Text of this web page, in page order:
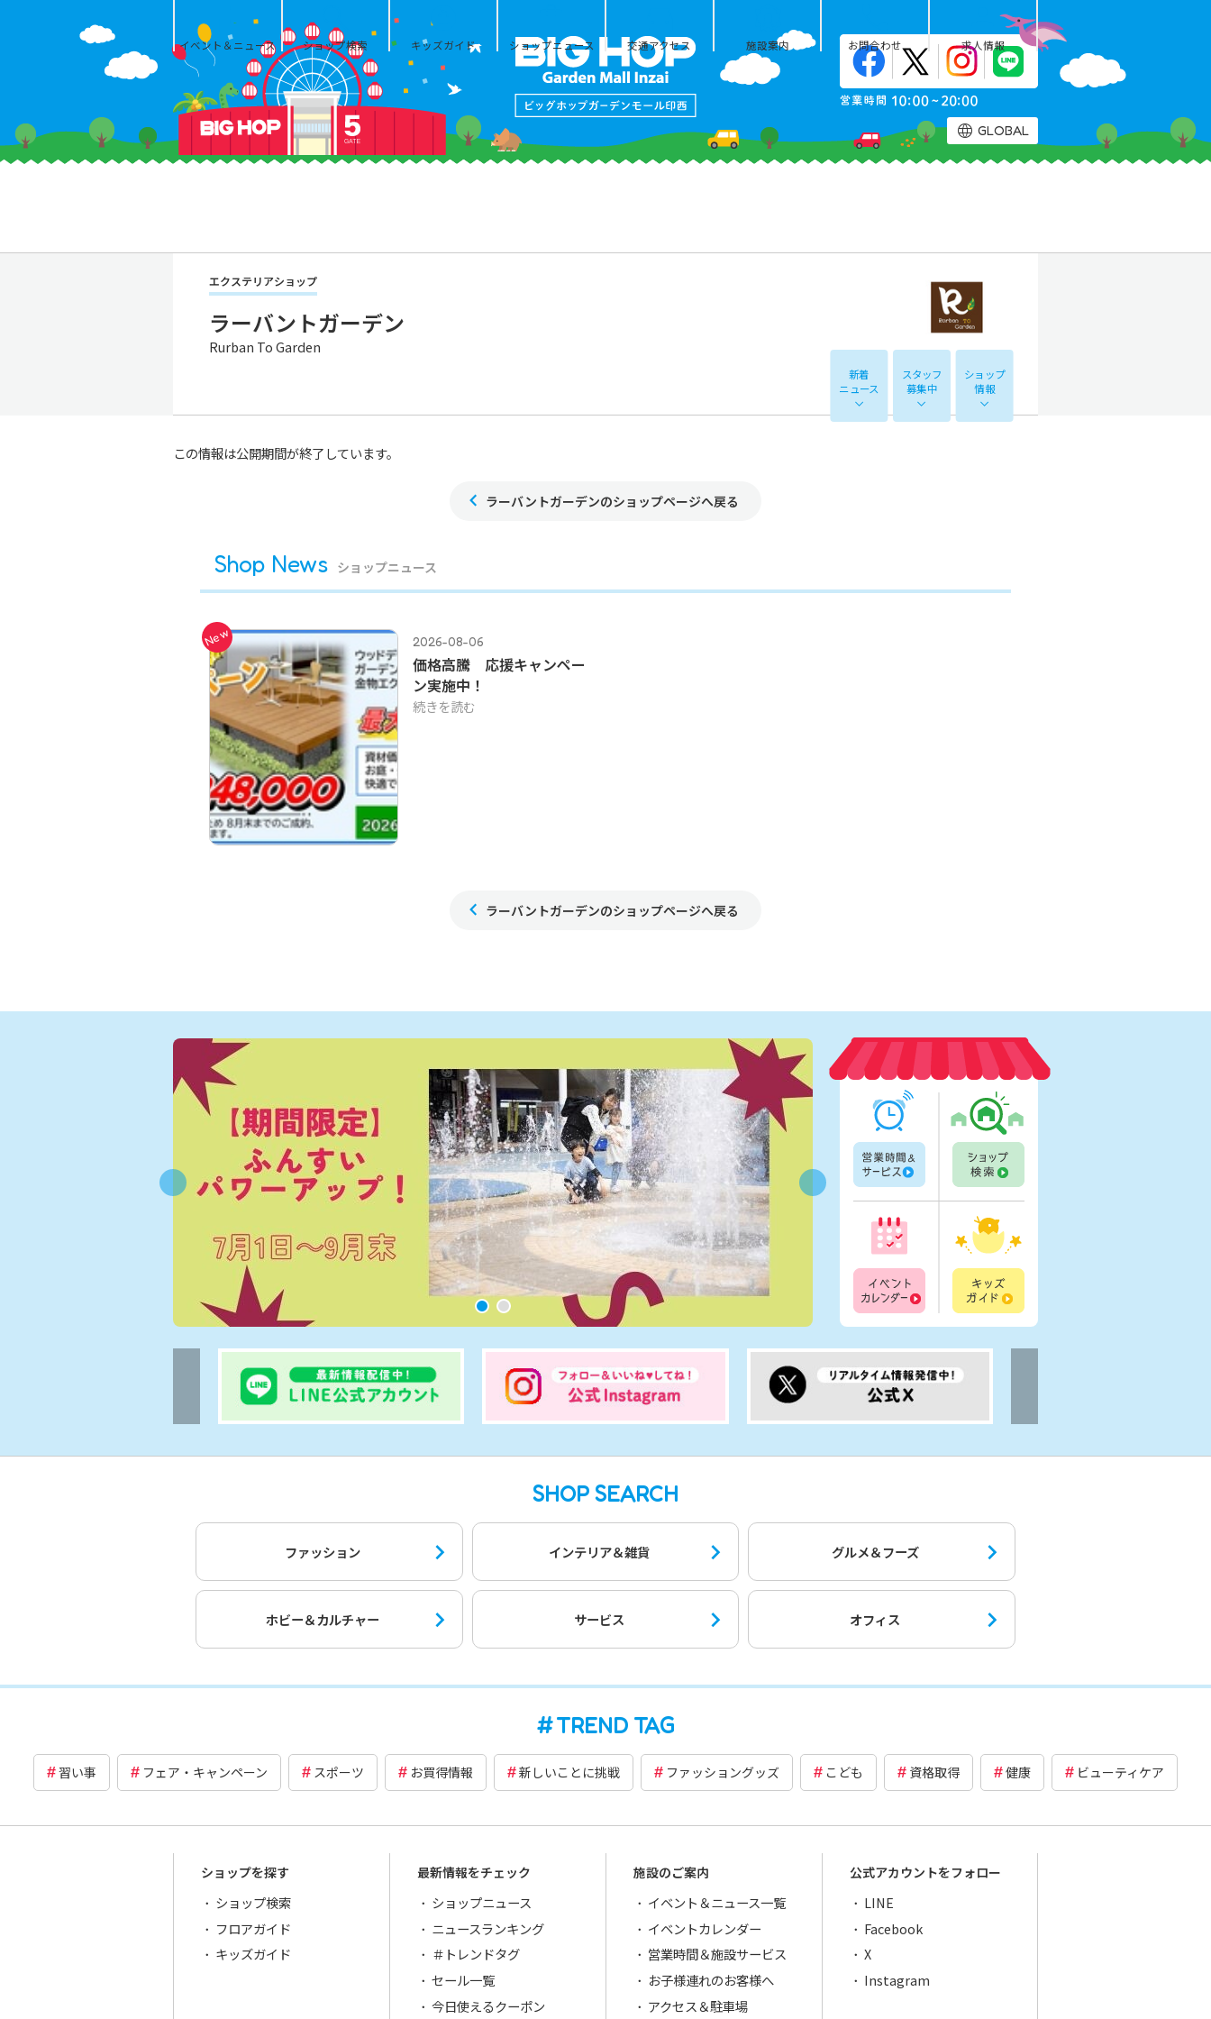
GLOBAL
イベント＆ニュース ショップ検索 キッズガイド ショップニュース 交通アクセス 施設案内 お問合わせ 求人情報
エクステリアショップ
ラーバントガーデン
Rurban To Garden
新着
ニュース
スタッフ
募集中
ショップ
情報
この情報は公開期間が終了しています。
ラーバントガーデンのショップページへ戻る
Shop News ショップニュース
New 2026-08-06
価格高騰 応援キャンペー
ン実施中！
続きを読む
ラーバントガーデンのショップページへ戻る
営業時間一覧
イベントカレンダー
SHOP SEARCH
ファッション インテリア＆雑貨 グルメ＆フーズ
ホビー＆カルチャー サービス オフィス
TREND TAG
習い事 フェア・キャンペーン スポーツ お買得情報 新しいことに挑戦 ファッショングッズ こども 資格取得 健康 ビューティケア
ショップを探す
ショップ検索
フロアガイド
キッズガイド
最新情報をチェック
ショップニュース
ニュースランキング
＃トレンドタグ
セール一覧
今日使えるクーポン
施設のご案内
イベント＆ニュース一覧
イベントカレンダー
営業時間＆施設サービス
お子様連れのお客様へ
アクセス＆駐車場
公式アカウントをフォロー
LINE
Facebook
X
Instagram